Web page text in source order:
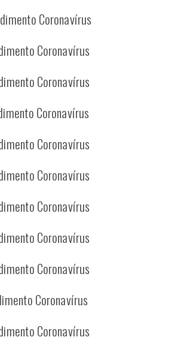
Coronavírus
Coronavírus
Coronavírus
Coronavírus
Coronavírus
Coronavírus
Coronavírus
Coronavírus
Coronavírus
Coronavírus
Coronavírus